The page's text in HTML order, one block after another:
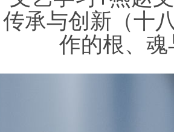
传承与创新（十
作的根、魂